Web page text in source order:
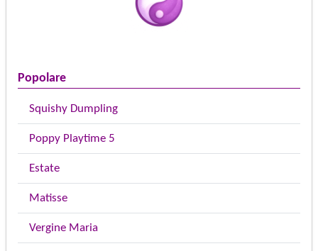
Popolare
Squishy Dumpling
Poppy Playtime 5
Estate
Matisse
Vergine Maria